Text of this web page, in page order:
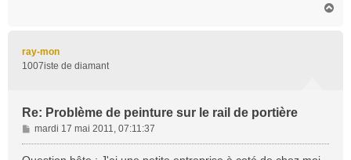
ray-mon
1007iste de diamant
Re: Problème de peinture sur le rail de portière
M
e
s
mardi 17 mai 2011, 07:11:37